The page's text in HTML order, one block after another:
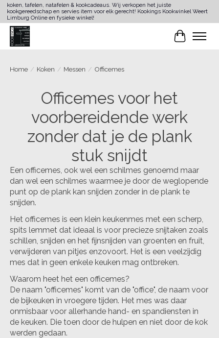
koken, tafelen, natafelen & kookcadeaus. Wij verkopen het juiste
kookgereedschap en servies item voor elk gerecht! Kookings Kookwinkel Weert
Limburg Online en fysieke winkel!
Home / Koken / Messen / Officemes
Officemes voor het
voorbereidende werk
zonder dat je de plank
stuk snijdt
Een officemes, ook wel een schilmes genoemd maar
dan wel een schilmes waarmee je door de weglopende
punt op de plank kan snijden zonder in de plank te
snijden.
Het officemes is een klein keukenmes met een scherp,
spits lemmet dat ideaal is voor precieze snijtaken zoals
schillen, snijden en het fijnsnijden van groenten en fruit,
verwijderen van pitjes enzovoort. Het is een veelzijdig
mes dat in geen enkele keuken mag ontbreken.
Waarom heet het een officemes?
De naam "officemes" komt van de "office", de naam voor
de bijkeuken in vroegere tijden. Het mes was daar
onmisbaar voor allerhande hand- en spandiensten in
de keuken. Die toen door de hulpen en niet door de kok
werden gedaan.